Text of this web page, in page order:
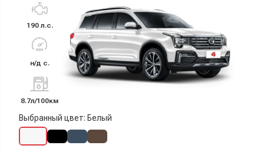
190 л.с.
н/д с.
8.7л/100км
Выбранный цвет: Белый